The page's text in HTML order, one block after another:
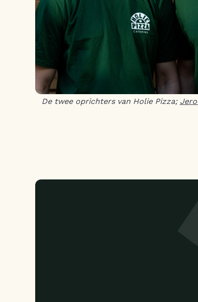
De twee oprichters van Holie Pizza;